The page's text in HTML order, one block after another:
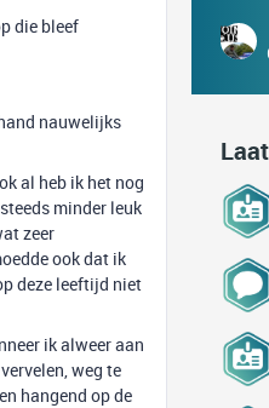
die bleef
nauwelijks
al heb ik het nog
minder leuk
zeer
ook dat ik
deze leeftijd niet
ik alweer aan
weg te
hangend op de